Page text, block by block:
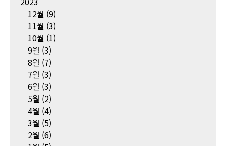
12월 (9)
11월 (3)
10월 (1)
9월 (3)
8월 (7)
7월 (3)
6월 (3)
5월 (2)
4월 (4)
3월 (5)
2월 (6)